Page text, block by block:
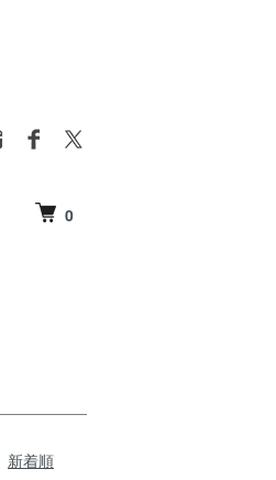
0
新着順